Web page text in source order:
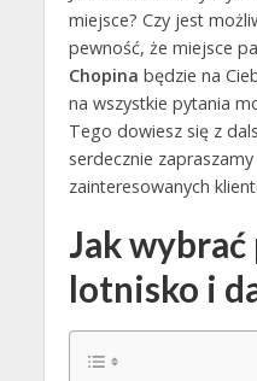
miejsce? Czy jest
pewność, że miejsce
Chopina będzie na
na wszystkie pytania
Tego dowiesz się z
serdecznie
zainteresowanych
Jak
lotnisko i